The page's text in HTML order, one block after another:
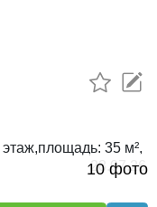
10 фото
этаж,площадь: 35 м²,
28.07.26